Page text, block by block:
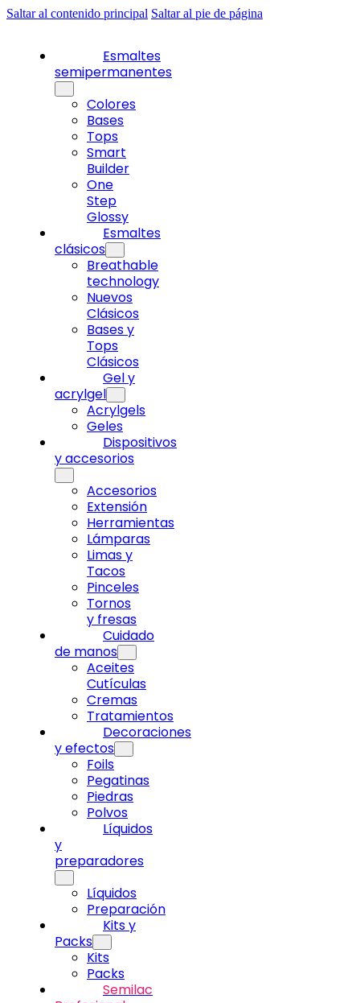
Saltar al contenido principal Saltar al pie de página
Esmaltes
semipermanentes
Colores
Bases
Tops
Smart
Builder
One
Step
Glossy
Esmaltes
clásicos
Breathable
technology
Nuevos
Clásicos
Bases y
Tops
Clásicos
Gel y
acrylgel
Acrylgels
Geles
Dispositivos
y accesorios
Accesorios
Extensión
Herramientas
Lámparas
Limas y
Tacos
Pinceles
Tornos
y fresas
Cuidado
de manos
Aceites
Cutículas
Cremas
Tratamientos
Decoraciones
y efectos
Foils
Pegatinas
Piedras
Polvos
Líquidos
y
preparadores
Líquidos
Preparación
Kits y
Packs
Kits
Packs
Semilac